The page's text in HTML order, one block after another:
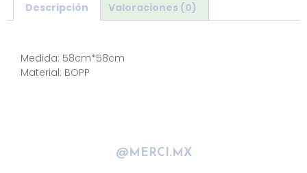
Descripción Valoraciones (0)
Medida: 58cm*58cm
Material: BOPP
@MERCI.MX